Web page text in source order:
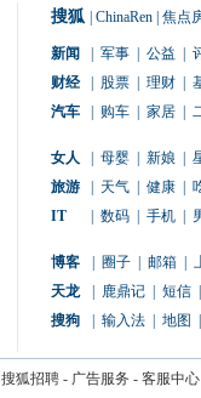
搜狐 ChinaRen 焦点
新闻 军事 公益
财经
股票 理财
汽车
购车 家居
女人 母婴 新娘
旅游
天气 健康
IT
数码 手机
博客 圈子 邮箱
天龙
鹿鼎记 短信
搜狗
输入法 地图
搜狐招聘- 广告服务 - 客服中心